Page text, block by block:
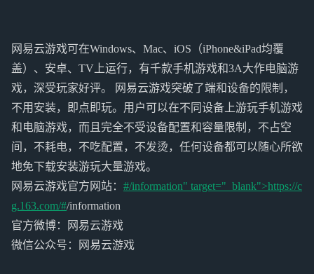
网易云游戏可在Windows、Mac、iOS（iPhone&iPad均覆
盖）、安卓、TV上运行，有千款手机游戏和3A大作电脑游
戏，深受玩家好评。 网易云游戏突破了端和设备的限制，
不用安装，即点即玩。用户可以在不同设备上游玩手机游戏
和电脑游戏，而且完全不受设备配置和容量限制，不占空
间，不耗电，不吃配置，不发烫，任何设备都可以随心所欲
地免下载安装游玩大量游戏。
网易云游戏官方网站： #/information" target="_blank">https://c
g.163.com/#/information
官方微博：网易云游戏
微信公众号：网易云游戏